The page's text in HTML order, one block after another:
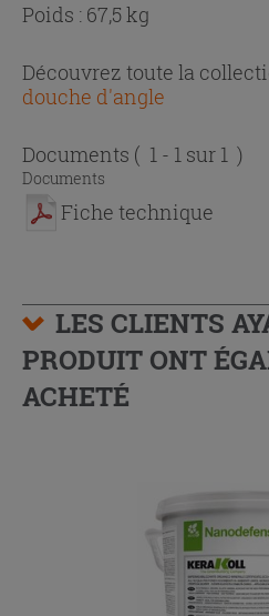
Poids : 67,5 kg
Découvrez toute la
douche d'angle
Documents ( 1 - 1 sur 1 )
Documents
Fiche technique
LES CLIENTS
PRODUIT ONT
ACHETÉ